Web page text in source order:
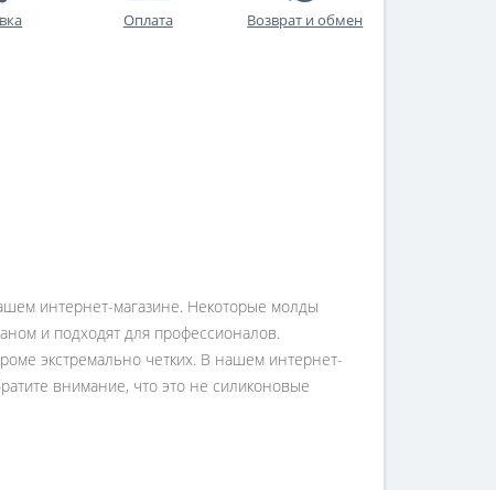
Оплата Возврат и обмен
интернет-магазине. Некоторые молды
и подходят для профессионалов.
экстремально четких. В нашем интернет-
внимание, что это не силиконовые